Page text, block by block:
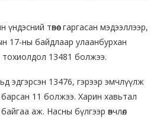
төвөөс гаргасан мэдээллээр,
17-ны байдлаар улаанбурхан
тохиолдол 13481 болжээ.
эдгэрсэн 13476, гэрээр эмчлүүлж
11 болжээ. Харин хавьтал
аж. Насны бүлгээр өвчлөл